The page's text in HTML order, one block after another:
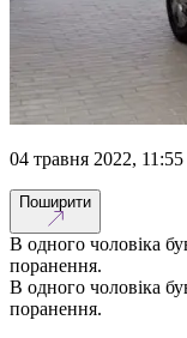
04 травня 2022, 11:55
Поширити
В одного чоловіка
поранення.
В одного чоловіка
поранення.